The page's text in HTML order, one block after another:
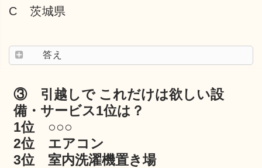
C 茨城県
答え
③ 引越しで これだけは欲しい設
備・サービス1位は？
1位 ○○○
2位 エアコン
3位 室内洗濯機置き場